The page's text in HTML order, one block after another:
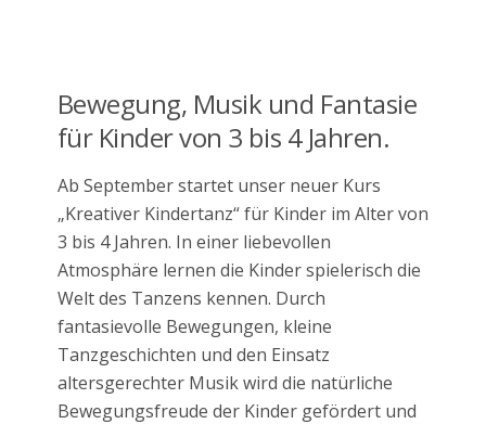
Bewegung, Musik und Fantasie
für Kinder von 3 bis 4 Jahren.
Ab September startet unser neuer Kurs
„Kreativer Kindertanz“ für Kinder im Alter von
3 bis 4 Jahren. In einer liebevollen
Atmosphäre lernen die Kinder spielerisch die
Welt des Tanzens kennen. Durch
fantasievolle Bewegungen, kleine
Tanzgeschichten und den Einsatz
altersgerechter Musik wird die natürliche
Bewegungsfreude der Kinder gefördert und